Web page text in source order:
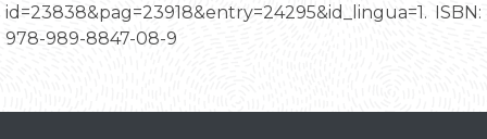
id=23838&pag=23918&entry=24295&id_lingua=1. ISBN:
978-989-8847-08-9